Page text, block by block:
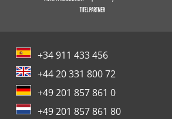
+34 911 433 456
+44 20 331 800 72
+49 201 857 861 0
+49 201 857 861 80